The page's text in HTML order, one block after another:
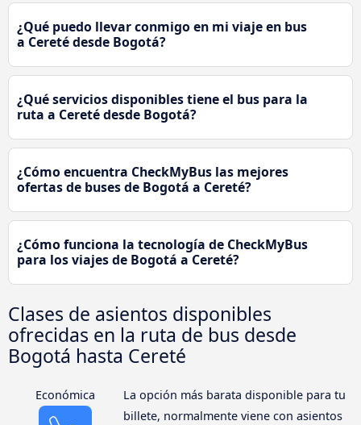
¿Qué puedo llevar conmigo en mi viaje en bus
a Cereté desde Bogotá?
¿Qué servicios disponibles tiene el bus para la
ruta a Cereté desde Bogotá?
¿Cómo encuentra CheckMyBus las mejores
ofertas de buses de Bogotá a Cereté?
¿Cómo funciona la tecnología de CheckMyBus
para los viajes de Bogotá a Cereté?
Clases de asientos disponibles
ofrecidas en la ruta de bus desde
Bogotá hasta Cereté
Económica
La opción más barata disponible para tu
billete, normalmente viene con asientos